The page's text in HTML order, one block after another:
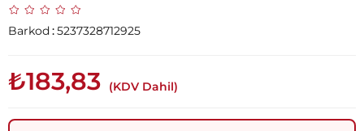
Barkod:5237328712925
₺183,83 (KDV Dahil)